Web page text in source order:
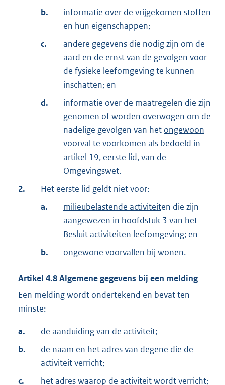
b.
informatie over de vrijgekomen stoffen
en hun eigenschappen;
c.
andere gegevens die nodig zijn om de
aard en de ernst van de gevolgen voor
de fysieke leefomgeving te kunnen
inschatten; en
d.
informatie over de maatregelen die zijn
genomen of worden overwogen om de
nadelige gevolgen van het ongewoon
voorval te voorkomen als bedoeld in
artikel 19, eerste lid, van de
Omgevingswet.
2.
Het eerste lid geldt niet voor:
a.
milieubelastende activiteiten die zijn
aangewezen in hoofdstuk 3 van het
Besluit activiteiten leefomgeving; en
b.
ongewone voorvallen bij wonen.
Artikel 4.8Algemene gegevens bij een melding
Een melding wordt ondertekend en bevat ten
minste:
a.
de aanduiding van de activiteit;
b.
de naam en het adres van degene die de
activiteit verricht;
c.
het adres waarop de activiteit wordt verricht;